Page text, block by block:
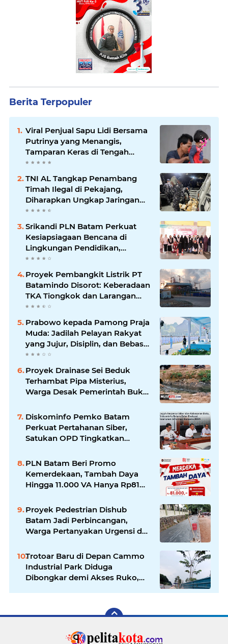
Berita Terpopuler
Viral Penjual Sapu Lidi Bersama
Putrinya yang Menangis,
Tamparan Keras di Tengah
Maraknya Korupsi
TNI AL Tangkap Penambang
Timah Ilegal di Pekajang,
Diharapkan Ungkap Jaringan
hingga Dalang Utama
Srikandi PLN Batam Perkuat
Kesiapsiagaan Bencana di
Lingkungan Pendidikan,
Serahkan APAR dan Rambu K3
Proyek Pembangkit Listrik PT
Batamindo Disorot: Keberadaan
TKA Tiongkok dan Larangan
Liputan Wartawan Jadi
Perhatian
Prabowo kepada Pamong Praja
Muda: Jadilah Pelayan Rakyat
yang Jujur, Disiplin, dan Bebas
Korupsi
Proyek Drainase Sei Beduk
Terhambat Pipa Misterius,
Warga Desak Pemerintah Buka
Diskominfo Pemko Batam
Perkuat Pertahanan Siber,
Satukan OPD Tingkatkan
Pemerintah
PLN Batam Beri Promo
Kemerdekaan, Tambah Daya
Hingga 11.000 VA Hanya Rp81
Proyek Pedestrian Dishub
Batam Jadi Perbincangan,
Warga Pertanyakan Urgensi dan
Trotoar Baru di Depan Cammo
Industrial Park Diduga
Dibongkar demi Akses Ruko,